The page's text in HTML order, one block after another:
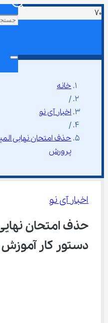
خانه
/
اخبار آی نو
/
پرورش
اخبار آی نو
دستور کار